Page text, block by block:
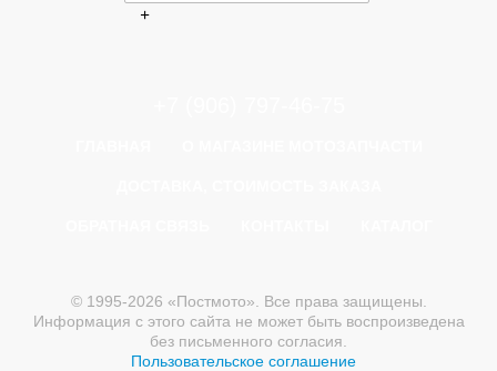
+
© 1995-2026 «Постмото». Все права защищены.
Информация с этого сайта не может быть воспроизведена
без письменного согласия.
Пользовательское соглашение